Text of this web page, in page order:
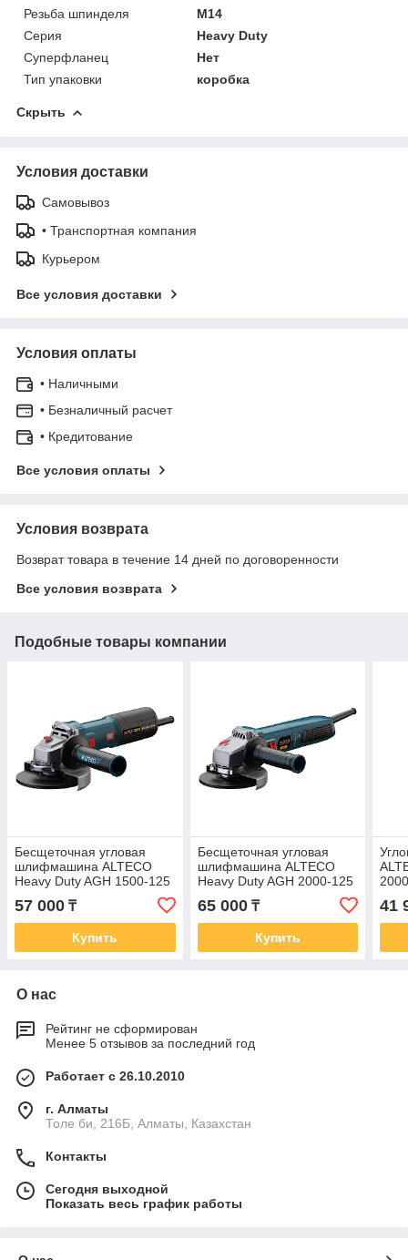
Резьба шпинделя
M14
Серия
Heavy Duty
Суперфланец
Нет
Тип упаковки
коробка
Скрыть
Условия доставки
Самовывоз
• Транспортная компания
Курьером
Все условия доставки
Условия оплаты
• Наличными
• Безналичный расчет
• Кредитование
Все условия оплаты
Условия возврата
Возврат товара в течение 14 дней по договоренности
Все условия возврата
Подобные товары компании
Бесщеточная угловая
шлифмашина ALTECO
Heavy Duty AGH 1500-125
57 000 ₸
Купить
Бесщеточная угловая
шлифмашина ALTECO
Heavy Duty AGH 2000-125
65 000₸
Купить
41
О нас
Рейтинг не сформирован
Менее 5 отзывов за последний год
Работает с 26.10.2010
г. Алматы
Толе би, 216Б, Алматы, Казахстан
Контакты
Сегодня выходной
Показать весь график работы